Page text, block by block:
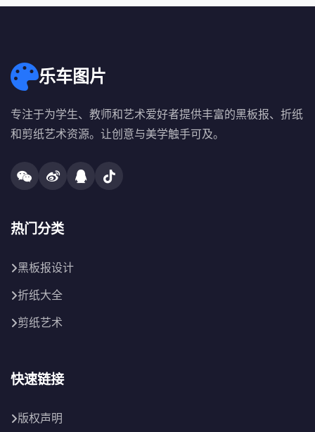
乐车图片
专注于为学生、教师和艺术爱好者提供丰富的黑板报、折纸
和剪纸艺术资源。让创意与美学触手可及。
热门分类
黑板报设计
折纸大全
剪纸艺术
快速链接
版权声明